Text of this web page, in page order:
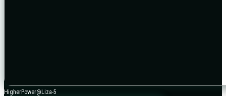
HigherPower@Liza-5